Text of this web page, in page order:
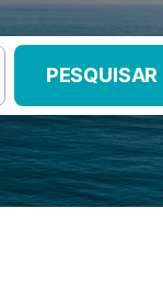
PESQUISAR